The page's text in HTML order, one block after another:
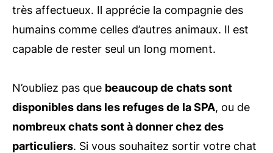
très affectueux. Il apprécie la compagnie des
humains comme celles d’autres animaux. Il est
capable de rester seul un long moment.
N’oubliez pas que beaucoup de chats sont
disponibles dans les refuges de la SPA, ou de
nombreux chats sont à donner chez des
particuliers. Si vous souhaitez sortir votre chat